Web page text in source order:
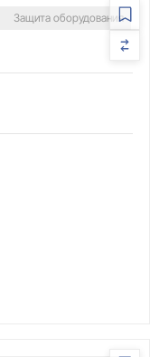
Защита оборудования